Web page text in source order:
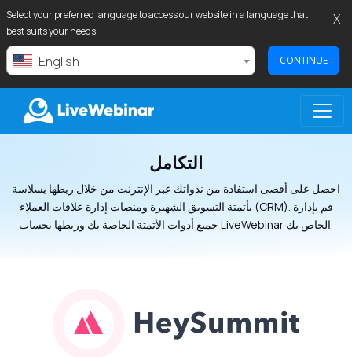
Select your preferred language to access our website in a language that
best suits your needs.
English CONTINUE
X
LIVEWEBINAR.COMالتكامل
احصل على أقصى استفادة من ندواتك عبر الإنترنت من خلال ربطها بسلاسة
بأتمتة التسويق الشهيرة ومنصات إدارة علاقات العملاء (CRM). قم بإدارة
جميع أدوات الأتمتة الخاصة بك وربطها بحساب LiveWebinar الخاص بك.